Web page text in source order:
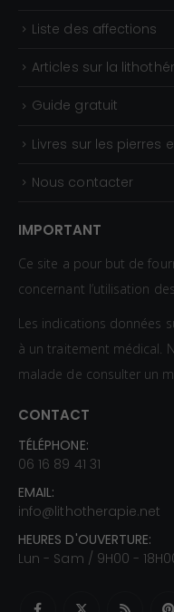
Liste des affections
Articles sur la
Guide gratuit
Livres sur les pierres
Nous contacter
IMPORTANT
Ce site a pour but de
concernant l’utilisation
Les indications données
à un traitement médical.
malade de consulter un
CONTACT
TÉLÉPHONE:
06 16 89 41 31
EMAIL:
info@lithotherapie.net
HEURES D'OUVERTURE:
Lun - Sam / 9H00 -